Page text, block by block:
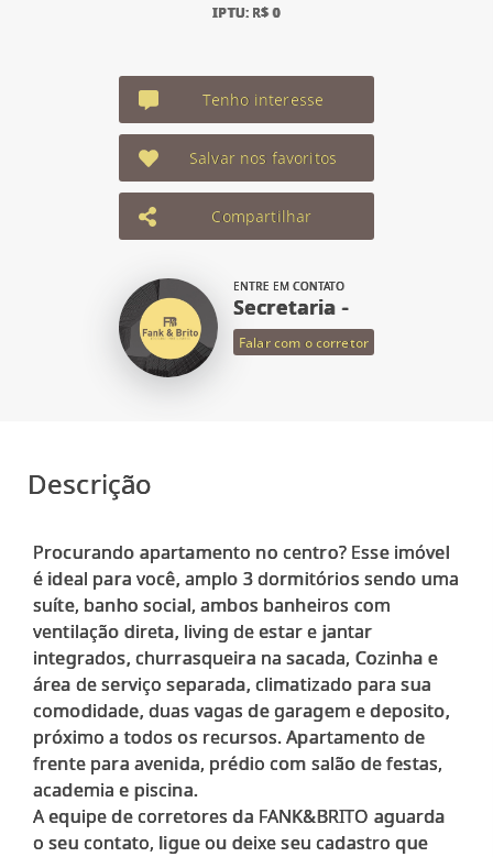
IPTU: R$ 0
Tenho interesse
Salvar nos favoritos
Compartilhar
ENTRE EM CONTATO
Secretaria -
Falar com o corretor
Descrição
Procurando apartamento no centro? Esse imóvel
é ideal para você, amplo 3 dormitórios sendo uma
suíte, banho social, ambos banheiros com
ventilação direta, living de estar e jantar
integrados, churrasqueira na sacada, Cozinha e
área de serviço separada, climatizado para sua
comodidade, duas vagas de garagem e deposito,
próximo a todos os recursos. Apartamento de
frente para avenida, prédio com salão de festas,
academia e piscina.
A equipe de corretores da FANK&BRITO aguarda
o seu contato, ligue ou deixe seu cadastro que